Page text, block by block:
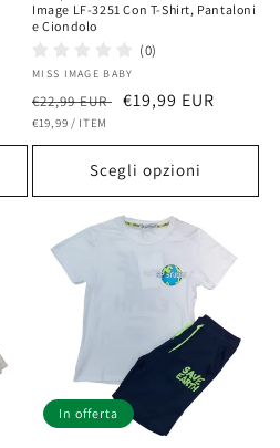
Image LF-3251 Con T-Shirt, Pantaloni
e Ciondolo
(0)
Fornitore:
MISS IMAGE BABY
Prezzo
di
listino
€22,99 EUR Prezzo
€19,99 EUR
PREZZO
€19,99 / PER
ITEM
Scegli opzioni
In offerta